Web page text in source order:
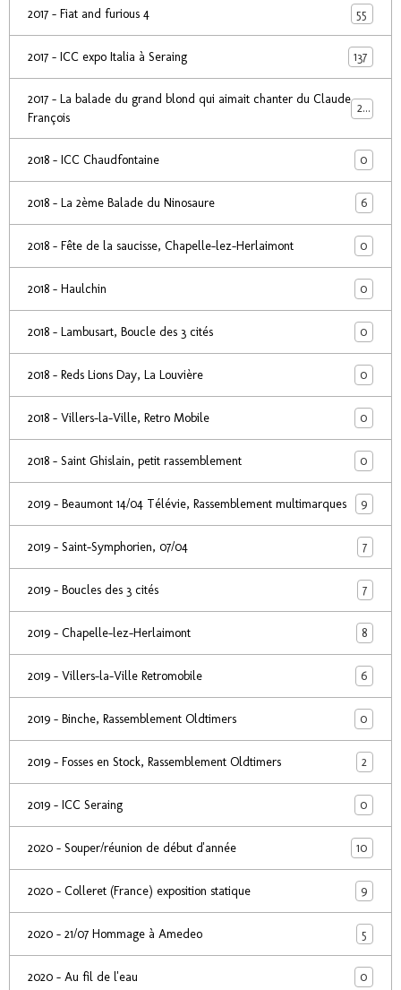
2017 - Fiat and furious 4 55
2017 - ICC expo Italia à Seraing 137
2017 - La balade du grand blond qui aimait chanter du Claude
François
24
2018 - ICC Chaudfontaine 0
2018 - La 2ème Balade du Ninosaure 6
2018 - Fête de la saucisse, Chapelle-lez-Herlaimont 0
2018 - Haulchin 0
2018 - Lambusart, Boucle des 3 cités 0
2018 - Reds Lions Day, La Louvière 0
2018 - Villers-la-Ville, Retro Mobile 0
2018 - Saint Ghislain, petit rassemblement 0
2019 - Beaumont 14/04 Télévie, Rassemblement multimarques 9
2019 - Saint-Symphorien, 07/04 7
2019 - Boucles des 3 cités 7
2019 - Chapelle-lez-Herlaimont 8
2019 - Villers-la-Ville Retromobile 6
2019 - Binche, Rassemblement Oldtimers 0
2019 - Fosses en Stock, Rassemblement Oldtimers 2
2019 - ICC Seraing 0
2020 - Souper/réunion de début d'année 10
2020 - Colleret (France) exposition statique 9
2020 - 21/07 Hommage à Amedeo 5
2020 - Au fil de l'eau 0